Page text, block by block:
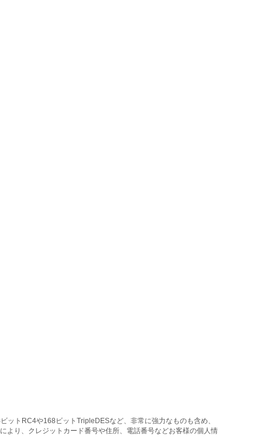
トRC4や168ビットTripleDESなど、非常に強力なものも含め、
より、クレジットカード番号や住所、電話番号などお客様の個人情